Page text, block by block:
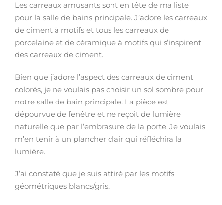
Les carreaux amusants sont en tête de ma liste
pour la salle de bains principale. J’adore les carreaux
de ciment à motifs et tous les carreaux de
porcelaine et de céramique à motifs qui s’inspirent
des carreaux de ciment.
Bien que j’adore l’aspect des carreaux de ciment
colorés, je ne voulais pas choisir un sol sombre pour
notre salle de bain principale. La pièce est
dépourvue de fenêtre et ne reçoit de lumière
naturelle que par l’embrasure de la porte. Je voulais
m’en tenir à un plancher clair qui réfléchira la
lumière.
J’ai constaté que je suis attiré par les motifs
géométriques blancs/gris.